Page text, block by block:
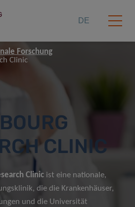
DE
Forschung
Clinic
CLINIC
Clinic ist eine nationale,
die die Krankenhäuser,
und die Universität